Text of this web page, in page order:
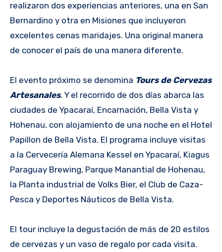
realizaron dos experiencias anteriores, una en San
Bernardino y otra en Misiones que incluyeron
excelentes cenas maridajes. Una original manera
de conocer el país de una manera diferente.
El evento próximo se denomina Tours de Cervezas
Artesanales. Y el recorrido de dos días abarca las
ciudades de Ypacaraí, Encarnación, Bella Vista y
Hohenau, con alojamiento de una noche en el Hotel
Papillon de Bella Vista. El programa incluye visitas
a la Cervecería Alemana Kessel en Ypacaraí, Kiagus
Paraguay Brewing, Parque Manantial de Hohenau,
la Planta industrial de Volks Bier, el Club de Caza-
Pesca y Deportes Náuticos de Bella Vista.
El tour incluye la degustación de más de 20 estilos
de cervezas y un vaso de regalo por cada visita.